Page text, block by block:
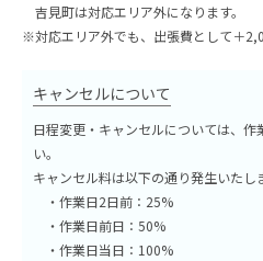
吉見町は対応エリア外になります。
※対応エリア外でも、出張費として＋
キャンセルについて
日程変更・キャンセルについては、作
い。
キャンセル料は以下の通り発生いたし
・作業日2日前：25%
・作業日前日：50%
・作業日当日：100%